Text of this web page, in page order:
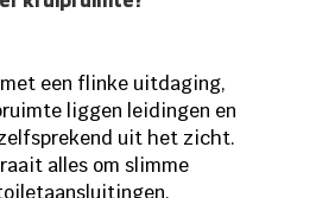
een flinke uitdaging,
liggen leidingen en
uit het zicht.
alles om slimme